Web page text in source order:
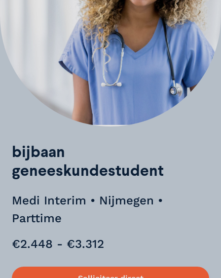
bijbaan
geneeskundestudent
Medi Interim • Nijmegen •
Parttime
€2.448 - €3.312